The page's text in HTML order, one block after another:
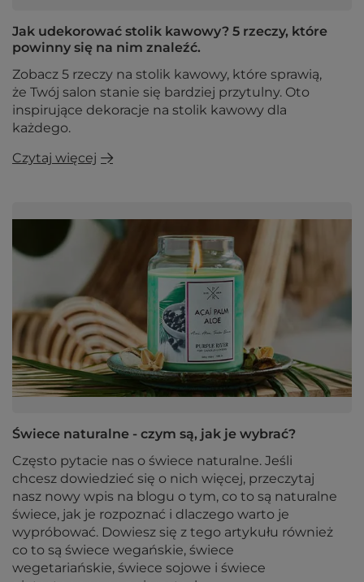
Jak udekorować stolik kawowy? 5 rzeczy, które
powinny się na nim znaleźć.
Zobacz 5 rzeczy na stolik kawowy, które sprawią,
że Twój salon stanie się bardziej przytulny. Oto
inspirujące dekoracje na stolik kawowy dla
każdego.
Czytaj więcej
Świece naturalne - czym są, jak je wybrać?
Często pytacie nas o świece naturalne. Jeśli
chcesz dowiedzieć się o nich więcej, przeczytaj
nasz nowy wpis na blogu o tym, co to są naturalne
świece, jak je rozpoznać i dlaczego warto je
wypróbować. Dowiesz się z tego artykułu również
co to są świece wegańskie, świece
wegetariańskie, świece sojowe i świece